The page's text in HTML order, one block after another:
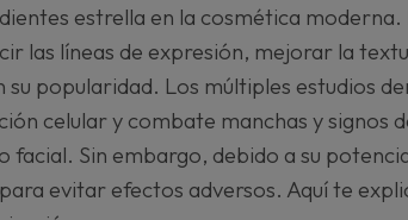
estrella en la cosmética
las líneas de expresión, mejorar la
popularidad. Los múltiples estudios
celular y combate manchas y signos
facial. Sin embargo, debido a su
evitar efectos adversos. Aquí te